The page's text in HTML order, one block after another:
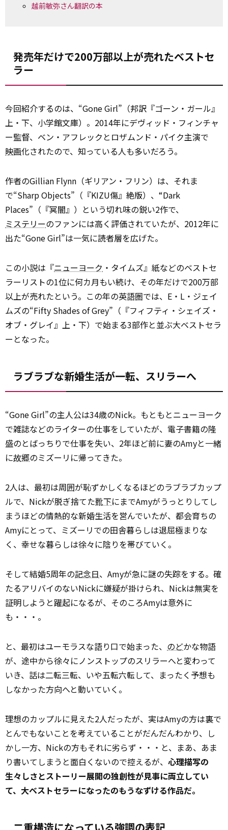
越前敏弥さん翻訳の本
発売年だけで200万部以上が売れたベストセ
ラー
今回紹介するのは、“Gone Girl”（邦訳『ゴーン・ガール』
上・下、小学館文庫）。2014年にデヴィッド・フィンチャ
ー監督、ベン・アフレックとロザムンド・パイク主演で
映画化されたので、知っている人も多いだろう。
作者のGillian Flynn（ギリアン・フリン）は、それま
で“Sharp Objects”（『KIZU――傷――』絶版）、“Dark
Places”（『冥闇』）という切れ味の鋭い2作で、
ミステリーのファンには高く評価されていたが、2012年に
出た“Gone Girl”は一気に読者層を広げた。
この小説は『ニューヨーク ・タイムズ』紙などのベストセ
ラーリストの1位に何カ月もい続け、その年だけで200万部
以上が売れたという。この年の英語圏では、E・L・ジェイ
ムズの“Fifty Shades of Grey”（『フィフティ・シェイズ・
オブ・グレイ』上・下）で始まる3部作と並ぶ大ベストセラ
ーとなった。
ラブラブな新婚生活が一転、スリラーへ
“Gone Girl”の主人公は34歳のNick。もともとニューヨーク
で雑誌などのライターの仕事をしていたが、電子書籍の隆
盛のとばっちりで仕事を失い、2年ほど前に妻のAmyと一緒
に故郷のミズーリに帰ってきた。
2人は、最初は周囲が恥ずかしくなるほどのラブラブカップ
ルで、Nickが脱ぎ捨てた靴下にまでAmyがうっとりしてし
まうほどの情熱的な新婚生活を営んでいたが、都会育ちの
Amyにとって、ミズーリでの田舎暮らしは退屈極まりな
く、幸せな暮らしは徐々に陰りを帯びていく。
そして結婚5周年の記念日、Amyが急に謎の失踪をする。確
たるアリバイのないNickに嫌疑が掛けられ、Nickは無実を
証明しようと躍起になるが、そのころAmyは意外に
も・・・。
と、最初はユーモラスな語り口で始まった、 のどかな物語
が、途中から徐々にノンストップのスリラーへと変わって
いき、話は二転三転、いや五転六転して、まったく予想も
しなかった方向へと動いていく。
理想のカップルに見えた2人だったが、実はAmyの方は裏で
とんでもないことを考えていることがだんだんわかり、し
かし一方、Nickの方もそれに劣らず・・・と、まあ、あま
り書いてしまうと面白くないので控えるが、 心理描写の
生々しさとストーリー展開の独創性が見事に両立してい
て、大ベストセラーになったのもうなずける作品だ。